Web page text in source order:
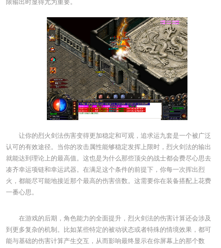
限输出时显得尤为重要。
让你的烈火剑法伤害变得更加稳定和可观，追求运九套是一个被广泛
认可的有效途径。当你的攻击属性能够稳定发挥上限时，烈火剑法的输出
就能达到理论上的最高值。这也是为什么那些顶尖的战士都会费尽心思去
凑齐幸运项链和幸运武器。在满足这个条件的前提下，你每一次挥出烈
火，都能尽可能地接近那个最高的伤害倍数。这需要你在装备搭配上花费
一番心思。
在游戏的后期，角色能力的全面提升，烈火剑法的伤害计算还会涉及
到更多复杂的机制。比如某些特定的被动状态或者特殊的情境效果，都可
能与基础的伤害计算产生交互，从而影响最终显示在你屏幕上的那个数